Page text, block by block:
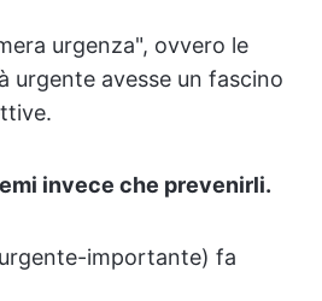
urgenza", ovvero le
urgente avesse un fascino
invece che prevenirli.
importante) fa